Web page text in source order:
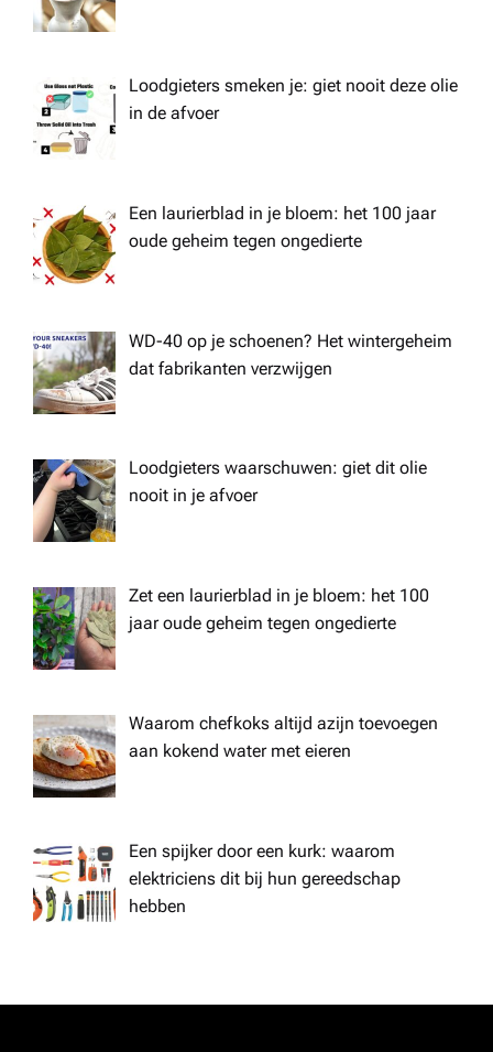
Loodgieters smeken je: giet nooit deze olie
in de afvoer
Een laurierblad in je bloem: het 100 jaar
oude geheim tegen ongedierte
WD-40 op je schoenen? Het wintergeheim
dat fabrikanten verzwijgen
Loodgieters waarschuwen: giet dit olie
nooit in je afvoer
Zet een laurierblad in je bloem: het 100
jaar oude geheim tegen ongedierte
Waarom chefkoks altijd azijn toevoegen
aan kokend water met eieren
Een spijker door een kurk: waarom
elektriciens dit bij hun gereedschap
hebben